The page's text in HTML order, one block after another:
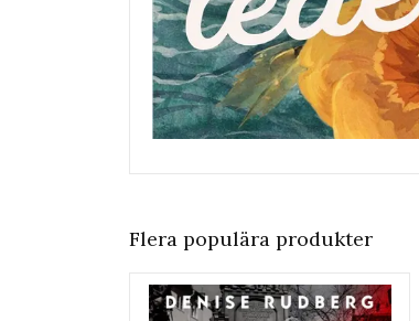
Flera populära produkter